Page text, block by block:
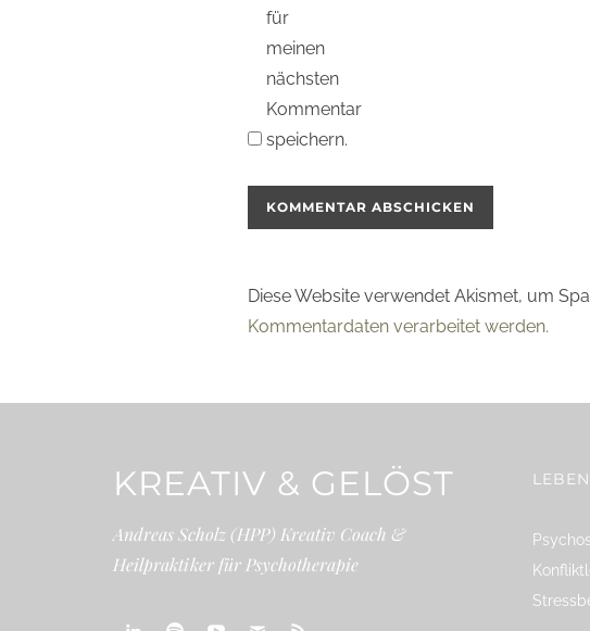
für
meinen
nächsten
Kommentar
speichern.
Diese Website verwendet Akismet, um
Kommentardaten verarbeitet werden.
KREATIV & GELÖST
Andreas Scholz (HPP) Kreativ Coach &
Heilpraktiker für Psychotherapie